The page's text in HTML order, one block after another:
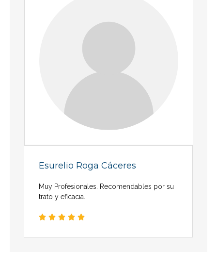
Esurelio Roga Cáceres
Muy Profesionales. Recomendables por su
trato y eficacia.
    